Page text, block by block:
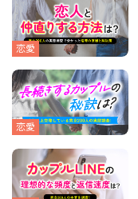
恋愛
恋愛